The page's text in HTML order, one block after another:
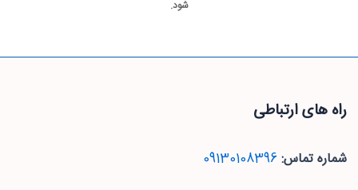
شود.
راه های ارتباطی
شماره تماس: 09130108396